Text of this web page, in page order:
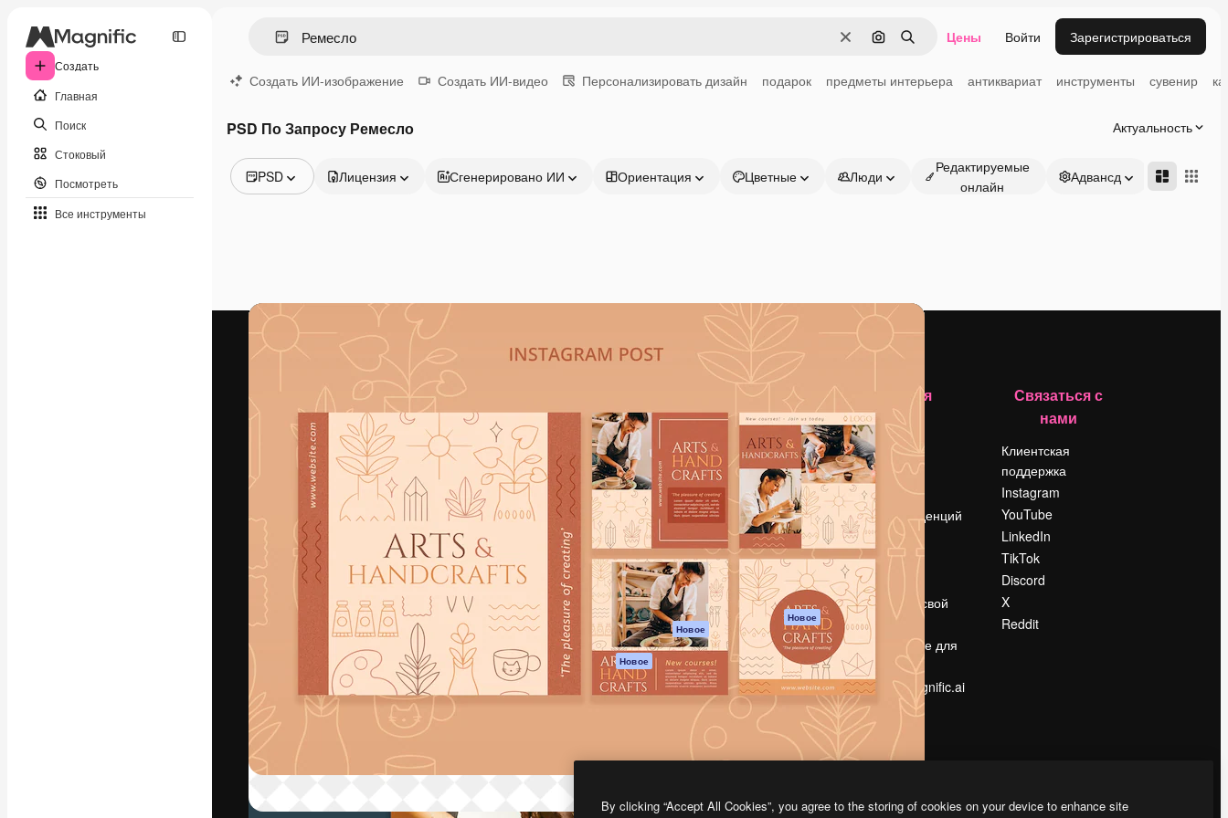
Создать
Главная
Поиск
Стоковый
Посмотреть
Все инструменты
ОчиститьПоиск по изображению
Поиск Цены Войти Зарегистрироваться
Создать ИИ-изображение Создать ИИ-видео Персонализировать дизайн подарок предметы интерьера антиквариат инструменты сувенир
PSD По Запросу Ремесло Актуальность
PSD
Видео
Видеоролик
Моушн-дизайн
Видеошаблоны
Шрифты
Лицензия Сгенерировано ИИ Ориентация Цветные Люди
Редактируемые
онлайн
Адвансд
Креативная платформа для создания
ваших лучших работ. Более 1 миллиона
подписчиков среди креаторов,
предприятий, агентств и студий.
Pусский
Spaces
ИИ-помощник
Генератор
изображений ИИ
Генератор видео
Генератор голоса
на основе ИИ
Стоковый контент
MCP для
Claude/ChatGPT
Новое
Агенты Новое
Magnific
Начать
Academy
Документация по
Пакету ИИ
Служба
поддержки
Условия и
положения
Политика
конфиденциальности
Оригиналы Новое
Политика файлов
cookie
Центр доверия
Партнеры
Предприятие
Компания
Цены
О нас
Reviews
Вакансии
Поиск тенденций
Блог
События
Slidesgo
Продайте свой
контент
Помещение для
прессы
Ищете magnific.ai
Связаться с
нами
Клиентская
поддержка
Instagram
YouTube
LinkedIn
TikTok
Discord
X
Reddit
By clicking “Accept All Cookies”, you agree to the storing of cookies on your device to enhance site